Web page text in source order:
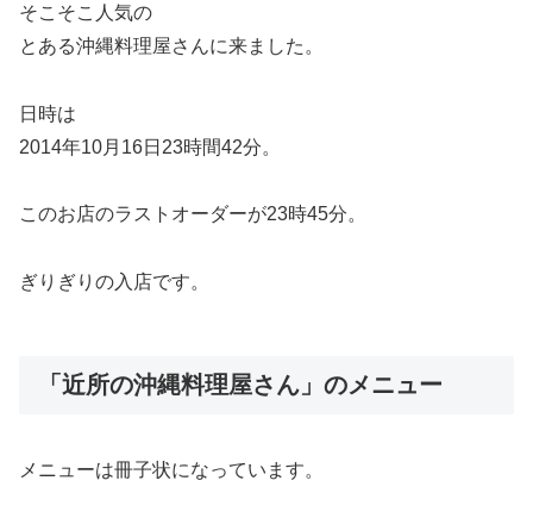
そこそこ人気の
とある沖縄料理屋さんに来ました。
日時は
2014年10月16日23時間42分。
このお店のラストオーダーが23時45分。
ぎりぎりの入店です。
「近所の沖縄料理屋さん」のメニュー
メニューは冊子状になっています。